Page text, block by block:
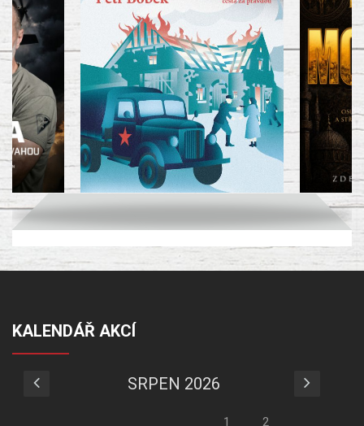
KALENDÁŘ AKCÍ
SRPEN 2026
1 2